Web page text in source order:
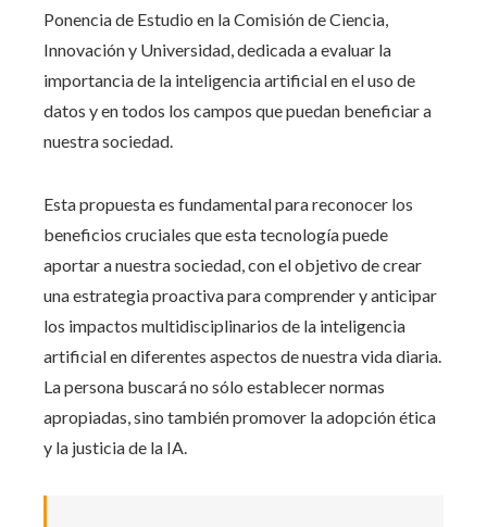
Ponencia de Estudio en la Comisión de Ciencia,
Innovación y Universidad, dedicada a evaluar la
importancia de la inteligencia artificial en el uso de
datos y en todos los campos que puedan beneficiar a
nuestra sociedad.
Esta propuesta es fundamental para reconocer los
beneficios cruciales que esta tecnología puede
aportar a nuestra sociedad, con el objetivo de crear
una estrategia proactiva para comprender y anticipar
los impactos multidisciplinarios de la inteligencia
artificial en diferentes aspectos de nuestra vida diaria.
La persona buscará no sólo establecer normas
apropiadas, sino también promover la adopción ética
y la justicia de la IA.